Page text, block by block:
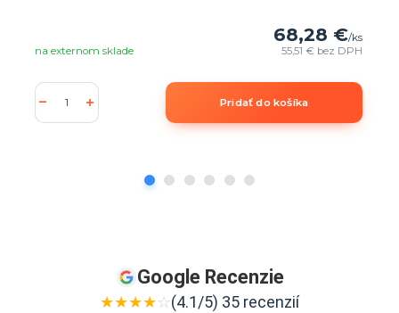
68,28 €/ks
55,51 € bez DPH
na externom sklade
Pridať do košíka
Google Recenzie
★★★★☆(4.1/5) 35 recenzií